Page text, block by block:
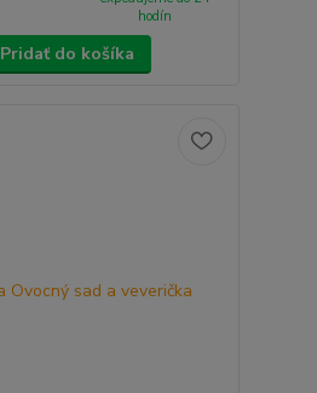
hodín
Pridať do košíka